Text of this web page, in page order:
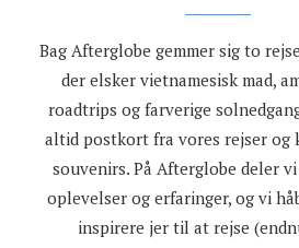
Bag Afterglobe gemmer sig to
der elsker vietnamesisk mad,
roadtrips og farverige
altid postkort fra vores rejser og
souvenirs. På Afterglobe deler
oplevelser og erfaringer, og vi
inspirere jer til at rejse